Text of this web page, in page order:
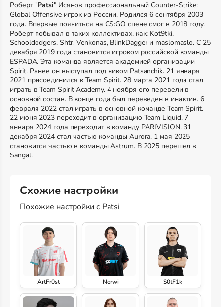
Роберт "Patsi" Исянов профессиональный Counter-Strike:
Global Offensive игрок из России. Родился 6 сентября 2003
года. Впервые появиться на CS:GO сцене смог в 2018 году.
Роберт побывал в таких коллективах, как: Kot9tki,
Schooldodgers, Shtr, Venkonas, BlinkDagger и maslomaslo. С 25
декабря 2019 года становится игроком российской команды
ESPADA. Эта команда является академией организации
Spirit. Ранее он выступал под ником Patsanchik. 21 января
2021 присоединился к Team Spirit. 28 марта 2021 года стал
играть в Team Spirit Academy. 4 ноября его перевели в
основной состав. В конце года был переведен в инактив. 6
февраля 2022 стал играть в основной команде Team Spirit.
22 июня 2023 переходит в организацию Team Liquid. 7
января 2024 года переходит в команду PARIVISION. 31
декабря 2024 стал частью команды Aurora. 1 мая 2025
становится частью в команды Astrum. В 2025 перешел в
Sangal.
Схожие настройки
Похожие настройки с Patsi
ArtFr0st Norwi S0tF1k